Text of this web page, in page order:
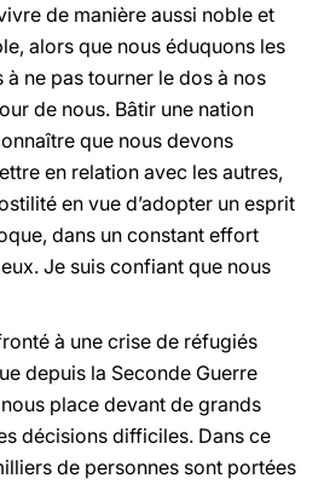
de manière aussi noble et
alors que nous éduquons les
ne pas tourner le dos à nos
de nous. Bâtir une nation
que nous devons
en relation avec les autres,
en vue d’adopter un esprit
dans un constant effort
Je suis confiant que nous
à une crise de réfugiés
depuis la Seconde Guerre
place devant de grands
décisions difficiles. Dans ce
de personnes sont portées